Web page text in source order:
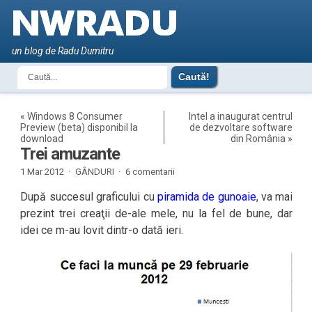
un blog de Radu Dumitru
«Windows 8 Consumer
Preview (beta) disponibil la
download
Intel a inaugurat centrul
de dezvoltare software
din România »
Trei amuzante
1 Mar 2012 · GÂNDURI · 6 comentarii
După succesul graficului cu piramida de gunoaie, va mai
prezint trei creaţii de-ale mele, nu la fel de bune, dar
idei ce m-au lovit dintr-o dată ieri.